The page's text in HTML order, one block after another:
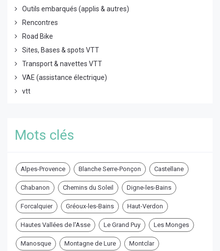
Outils embarqués (applis & autres)
Rencontres
Road Bike
Sites, Bases & spots VTT
Transport & navettes VTT
VAE (assistance électrique)
vtt
Mots clés
Alpes-Provence Blanche Serre-Ponçon Castellane
Chabanon Chemins du Soleil Digne-les-Bains
Forcalquier Gréoux-les-Bains Haut-Verdon
Hautes Vallées de l'Asse Le Grand Puy Les Monges
Manosque Montagne de Lure Montclar